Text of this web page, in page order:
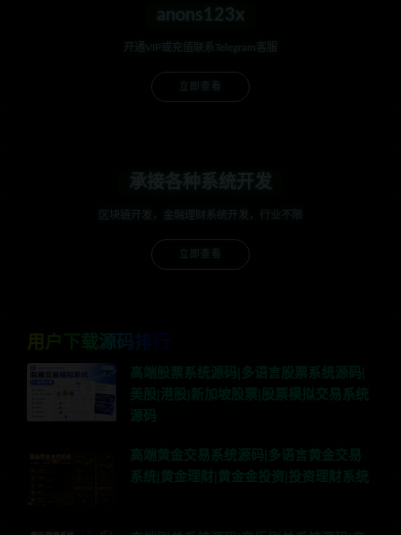
anons123x
开通VIP或充值联系Telegram客服
立即查看
承接各种系统开发
区块链开发，金融理财系统开发，行业不限
立即查看
用户下载源码排行
高端股票系统源码|多语言股票系统源码|
美股|港股|新加坡股票|股票模拟交易系统
源码
高端黄金交易系统源码|多语言黄金交易
系统|黄金理财|黄金金投资|投资理财系统